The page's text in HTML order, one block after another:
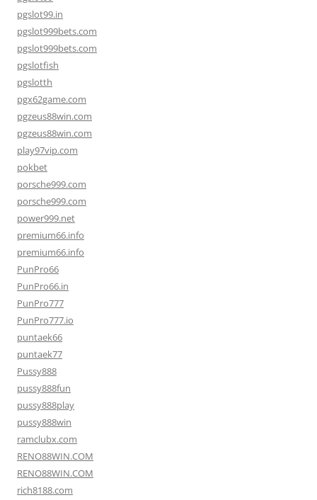
pgslot99.in
pgslot999bets.com
pgslot999bets.com
pgslotfish
pgslotth
pgx62game.com
pgzeus88win.com
pgzeus88win.com
play97vip.com
pokbet
porsche999.com
porsche999.com
power999.net
premium66.info
premium66.info
PunPro66
PunPro66.in
PunPro777
PunPro777.io
puntaek66
puntaek77
Pussy888
pussy888fun
pussy888play
pussy888win
ramclubx.com
RENO88WIN.COM
RENO88WIN.COM
rich8188.com